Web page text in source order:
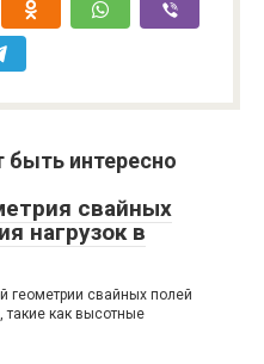
интересно
свайных
нагрузок в
геометрии свайных полей
такие как высотные